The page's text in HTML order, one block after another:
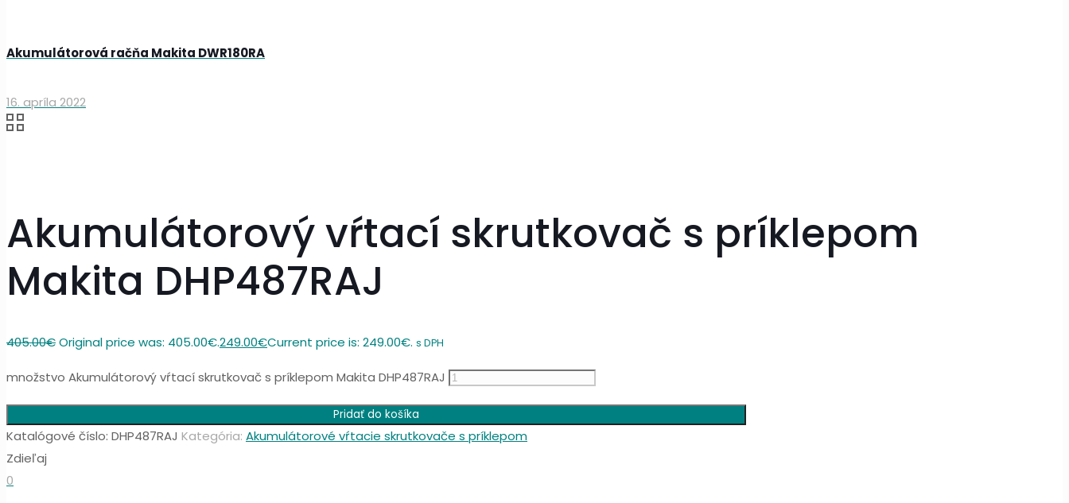
Akumulátorová račňa Makita DWR180RA
16. apríla 2022
Akumulátorový vŕtací skrutkovač s príklepom
Makita DHP487RAJ
405.00€Original price was: 405.00€.249.00€Current price is: 249.00€. s DPH
množstvo Akumulátorový vŕtací skrutkovač s príklepom Makita DHP487RAJ
Pridať do košíka
Katalógové číslo: DHP487RAJ Kategória: Akumulátorové vŕtacie skrutkovače s príklepom
Zdieľaj
0